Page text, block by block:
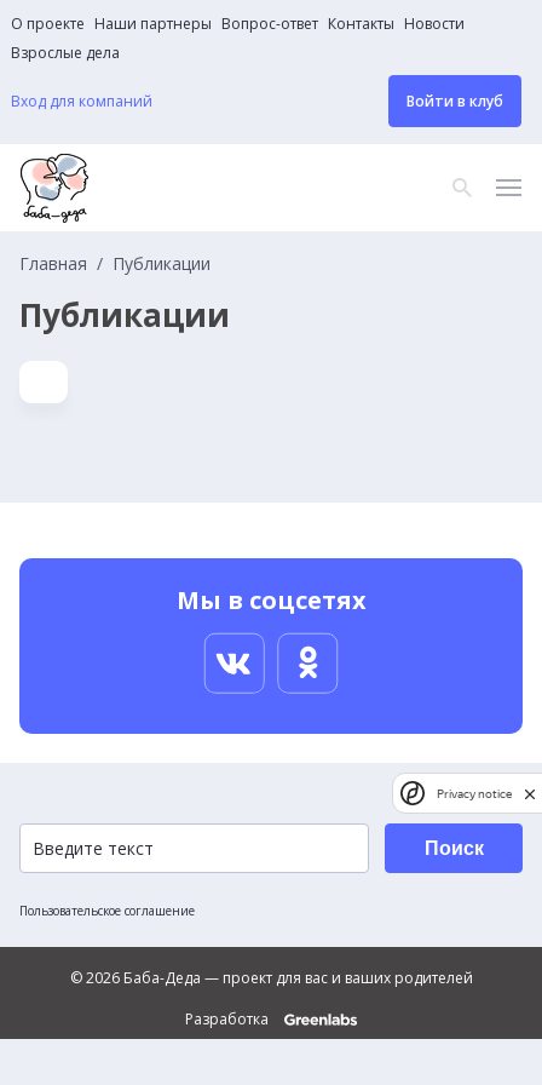
О проекте Наши партнеры Вопрос-ответ Контакты Новости
Взрослые дела
Вход для компаний Войти в клуб
Главная Публикации
Публикации
Мы в соцсетях
Пользовательское соглашение
Поиск
© 2026 Баба-Деда — проект для вас и ваших родителей
Разработка
Privacy notice